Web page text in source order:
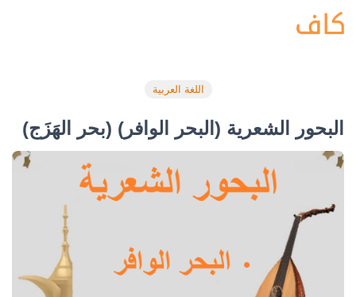
اللغة العربية
البحور الشعرية (البحر الوافر) (بحر الهَزَج)